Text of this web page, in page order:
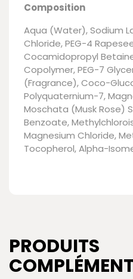
Composition
Aqua (Water), Sodium
Chloride, PEG-4
Cocamidopropyl
Copolymer, PEG-7
(Fragrance), Coco-
Polyquaternium-7,
Moschata (Musk Rose)
Benzoate,
Magnesium Chloride,
Tocopherol, Alpha-
PRODUITS